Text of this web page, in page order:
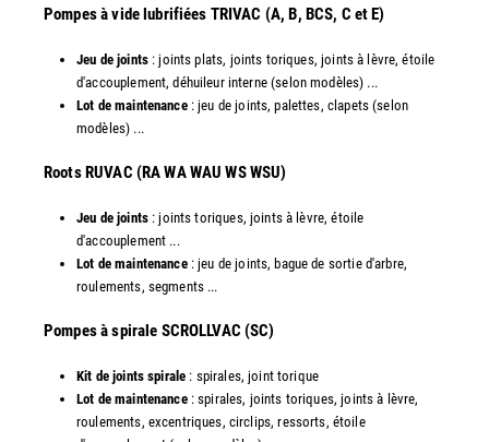
Pompes à vide lubrifiées TRIVAC (A, B, BCS, C et E)
Jeu de joints: joints plats, joints toriques, joints à lèvre, étoile
d'accouplement, déhuileur interne (selon modèles) ...
Lot de maintenance: jeu de joints, palettes, clapets (selon
modèles) ...
​Roots RUVAC (RA WA WAU WS WSU)
Jeu de joints: joints toriques, joints à lèvre, étoile
d'accouplement ...
Lot de maintenance : jeu de joints, bague de sortie d'arbre,
roulements, segments ...
​Pompes à spirale SCROLLVAC (SC)
Kit de joints spirale : spirales, joint torique
Lot de maintenance: spirales, joints toriques, joints à lèvre,
roulements, excentriques, circlips, ressorts, étoile